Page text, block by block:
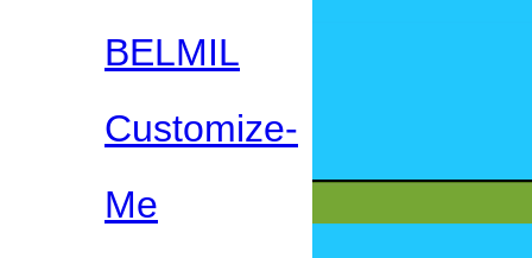
BELMIL
Customize-
Me